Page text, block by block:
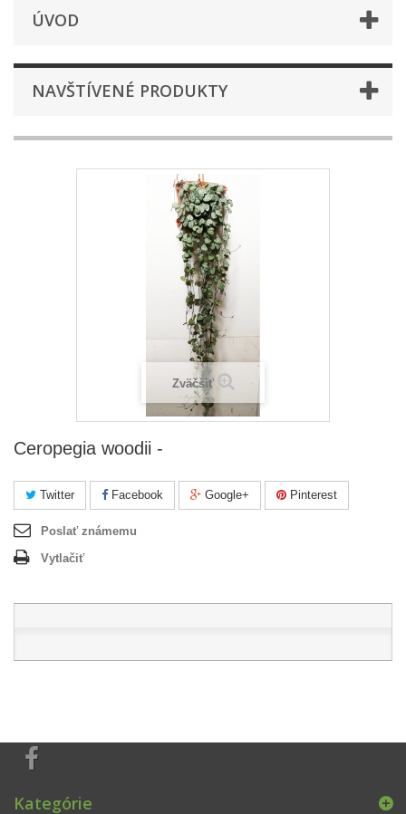
ÚVOD
NAVŠTÍVENÉ PRODUKTY
Zväčšiť
Ceropegia woodii -
Twitter Facebook Google+ Pinterest
Poslať známemu
Vytlačiť
Kategórie